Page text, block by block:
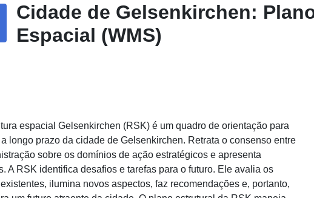
Cidade de Gelsenkirchen:
Espacial (WMS)
espacial Gelsenkirchen (RSK) é um quadro de orientação para
longo prazo da cidade de Gelsenkirchen. Retrata o consenso entre
sobre os domínios de ação estratégicos e apresenta
A RSK identifica desafios e tarefas para o futuro. Ele avalia os
ilumina novos aspectos, faz recomendações e, portanto,